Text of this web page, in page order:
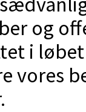
og
i
vores